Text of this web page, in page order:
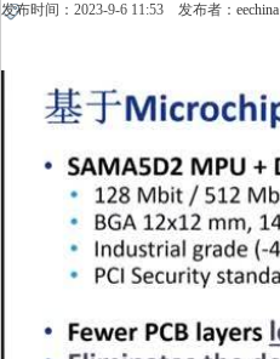
发布时间：2023-9-6 11:53 发布者： eechina